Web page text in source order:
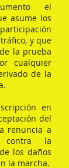
el
asume los
y que
la prueba
cualquier
de la
en
del
renuncia a
contra la
los daños
la marcha.